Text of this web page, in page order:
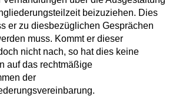
beizuziehen. Dies
er zu diesbezüglichen Gesprächen
muss. Kommt er dieser
nicht nach, so hat dies keine
auf das rechtmäßige
der